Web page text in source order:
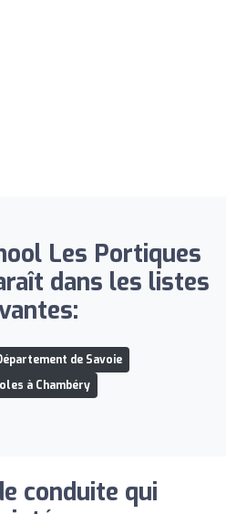
Les Portiques
dans les listes
de Savoie
à Chambéry
conduite qui